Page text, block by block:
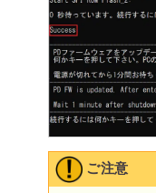
特定の許諾ソフ
お客さまに同意
たは保管はかか
(ア) 自動的に生
(イ) 本製品およ
(ウ) 本製品、許
フトウェアの構
フトウェア、若
度情報（お客さ
ご注意